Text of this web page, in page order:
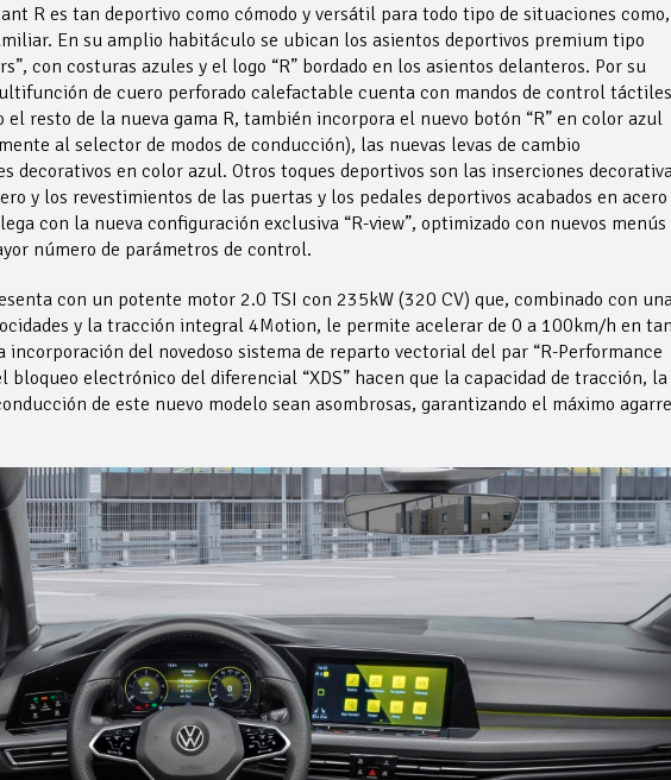
R es tan deportivo como cómodo y versátil para todo tipo de situaciones como,
En su amplio habitáculo se ubican los asientos deportivos premium tipo
con costuras azules y el logo “R” bordado en los asientos delanteros. Por su
de cuero perforado calefactable cuenta con mandos de control táctiles
resto de la nueva gama R, también incorpora el nuevo botón “R” en color azul
al selector de modos de conducción), las nuevas levas de cambio
decorativos en color azul. Otros toques deportivos son las inserciones
y los revestimientos de las puertas y los pedales deportivos acabados en acero
con la nueva configuración exclusiva “R-view”, optimizado con nuevos menús
número de parámetros de control.
con un potente motor 2.0 TSI con 235kW (320 CV) que, combinado con
y la tracción integral 4Motion, le permite acelerar de 0 a 100km/h en
incorporación del novedoso sistema de reparto vectorial del par “R-Performance
bloqueo electrónico del diferencial “XDS” hacen que la capacidad de tracción, la
de este nuevo modelo sean asombrosas, garantizando el máximo